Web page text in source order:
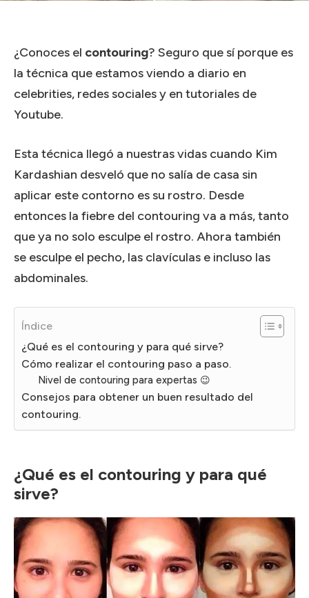
¿Conoces el contouring? Seguro que sí porque es
la técnica que estamos viendo a diario en
celebrities, redes sociales y en tutoriales de
Youtube.
Esta técnica llegó a nuestras vidas cuando Kim
Kardashian desveló que no salía de casa sin
aplicar este contorno es su rostro. Desde
entonces la fiebre del contouring va a más, tanto
que ya no solo esculpe el rostro. Ahora también
se esculpe el pecho, las clavículas e incluso las
abdominales.
Índice
¿Qué es el contouring y para qué sirve?
Cómo realizar el contouring paso a paso.
Nivel de contouring para expertas 😉
Consejos para obtener un buen resultado del
contouring.
¿Qué es el contouring y para qué
sirve?